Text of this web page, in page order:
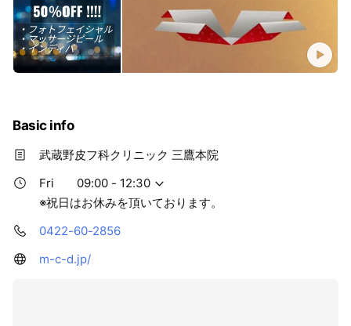
Basic info
武蔵野皮フ科クリニック 三鷹本院
Fri
09:00 - 12:30
※祝日はお休みを頂いております。
0422-60-2856
m-c-d.jp/